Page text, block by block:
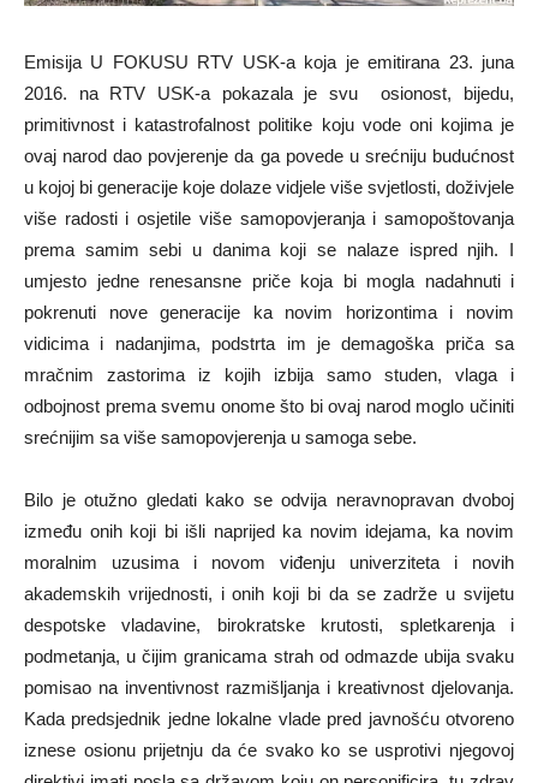
Emisija U FOKUSU RTV USK-a koja je emitirana 23. juna
2016. na RTV USK-a pokazala je svu osionost, bijedu,
primitivnost i katastrofalnost politike koju vode oni kojima je
ovaj narod dao povjerenje da ga povede u srećniju budućnost
u kojoj bi generacije koje dolaze vidjele više svjetlosti, doživjele
više radosti i osjetile više samopovjeranja i samopoštovanja
prema samim sebi u danima koji se nalaze ispred njih. I
umjesto jedne renesansne priče koja bi mogla nadahnuti i
pokrenuti nove generacije ka novim horizontima i novim
vidicima i nadanjima, podstrta im je demagoška priča sa
mračnim zastorima iz kojih izbija samo studen, vlaga i
odbojnost prema svemu onome što bi ovaj narod moglo učiniti
srećnijim sa više samopovjerenja u samoga sebe.
Bilo je otužno gledati kako se odvija neravnopravan dvoboj
između onih koji bi išli naprijed ka novim idejama, ka novim
moralnim uzusima i novom viđenju univerziteta i novih
akademskih vrijednosti, i onih koji bi da se zadrže u svijetu
despotske vladavine, birokratske krutosti, spletkarenja i
podmetanja, u čijim granicama strah od odmazde ubija svaku
pomisao na inventivnost razmišljanja i kreativnost djelovanja.
Kada predsjednik jedne lokalne vlade pred javnošću otvoreno
iznese osionu prijetnju da će svako ko se usprotivi njegovoj